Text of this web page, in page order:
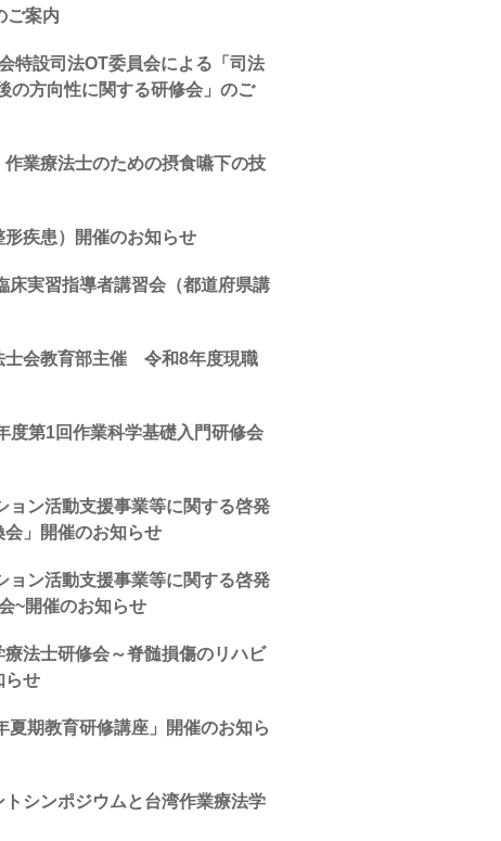
ご案内
特設司法OT委員会による「司法
の方向性に関する研修会」のご
業療法士のための摂食嚥下の技
疾患）開催のお知らせ
実習指導者講習会（都道府県講
士会教育部主催 令和8年度現職
第1回作業科学基礎入門研修会
ョン活動支援事業等に関する啓発
」開催のお知らせ
ョン活動支援事業等に関する啓発
~開催のお知らせ
法士研修会～脊髄損傷のリハビ
らせ
夏期教育研修講座」開催のお知ら
シンポジウムと台湾作業療法学